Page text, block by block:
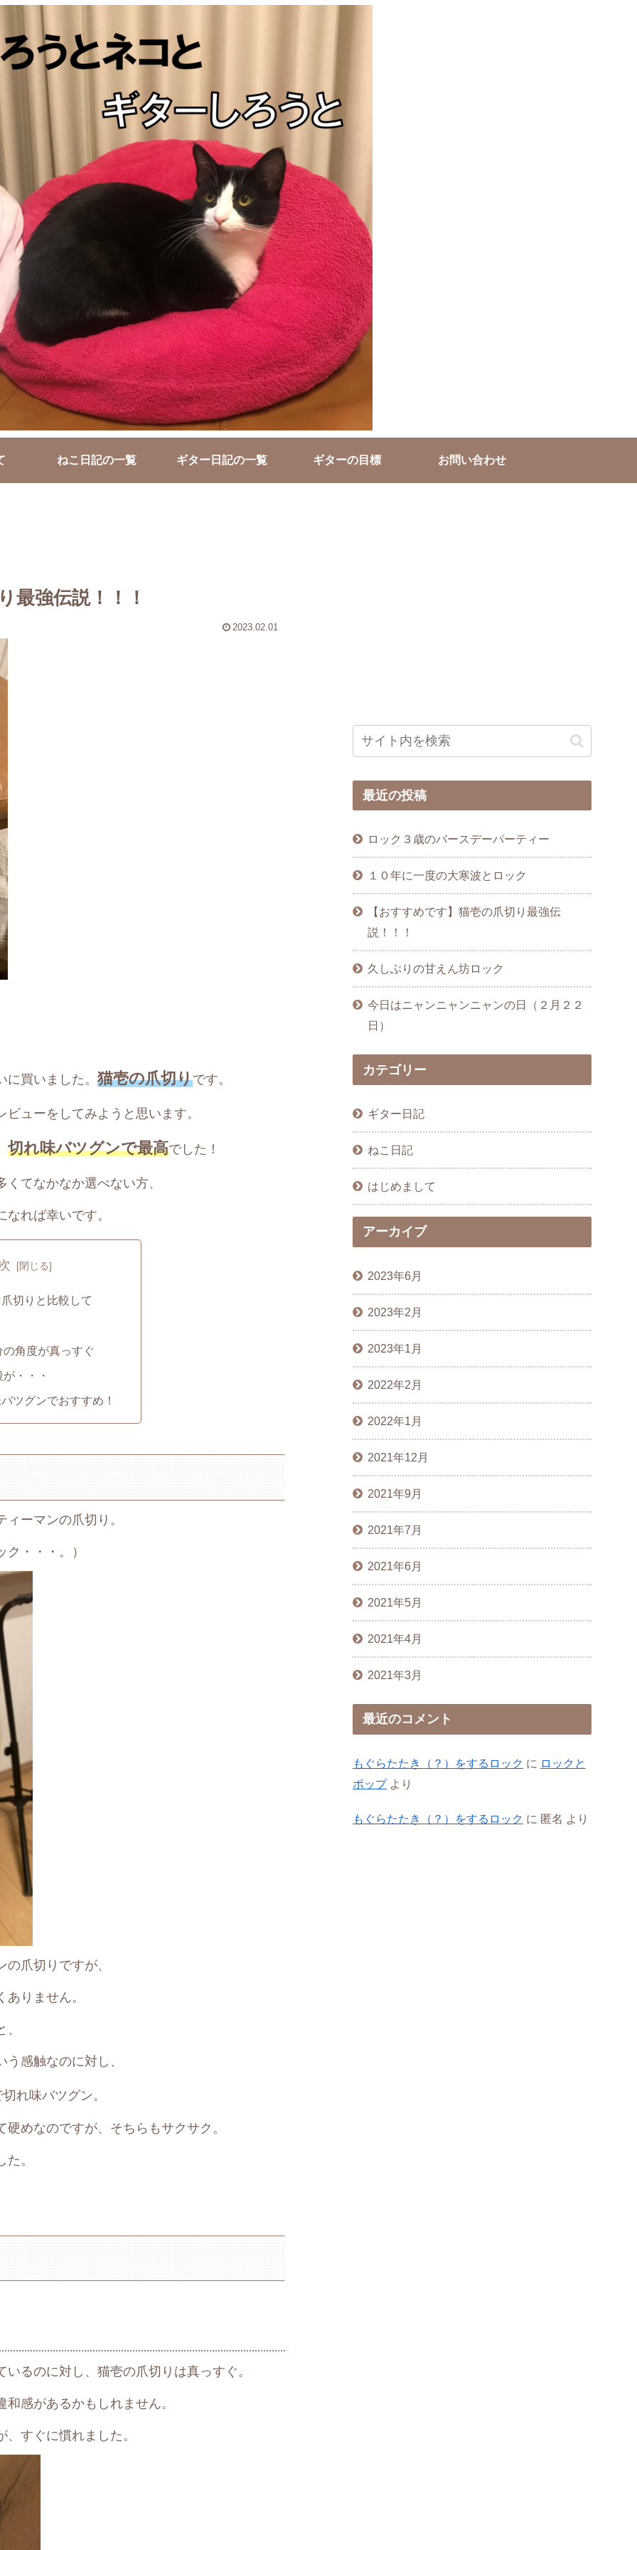
ねこ日記の一覧 ギター日記の一覧 ギターの目標 お問い合わせ
最強伝説！！！
2023.02.01
買いました。 猫壱の爪切りです。
ューをしてみようと思います。
切れ味バツグンで最高でした！
てなかなか選べない方、
れば幸いです。
切りと比較して
の角度が真っすぐ
・・・
ツグンでおすすめ！
ーマンの爪切り。
・・・。）
爪切りですが、
りません。
う感触なのに対し、
れ味バツグン。
めなのですが、そちらもサクサク。
。
るのに対し、猫壱の爪切りは真っすぐ。
感があるかもしれません。
すぐに慣れました。
最近の投稿
ロック３歳のバースデーパーティー
１０年に一度の大寒波とロック
【おすすめです】猫壱の爪切り最強伝
説！！！
久しぶりの甘えん坊ロック
今日はニャンニャンニャンの日（２月２２
日）
カテゴリー
ギター日記
ねこ日記
はじめまして
アーカイブ
2023年6月
2023年2月
2023年1月
2022年2月
2022年1月
2021年12月
2021年9月
2021年7月
2021年6月
2021年5月
2021年4月
2021年3月
最近のコメント
もぐらたたき（？）をするロック に ロックと
ポップより
もぐらたたき（？）をするロック に 匿名 より